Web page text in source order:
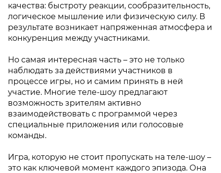
качества: быстроту реакции, сообразительность,
логическое мышление или физическую силу. В
результате возникает напряженная атмосфера и
конкуренция между участниками.
Но самая интересная часть – это не только
наблюдать за действиями участников в
процессе игры, но и самим принять в ней
участие. Многие теле-шоу предлагают
возможность зрителям активно
взаимодействовать с программой через
специальные приложения или голосовые
команды.
Игра, которую не стоит пропускать на теле-шоу –
это как ключевой момент каждого эпизода. Она